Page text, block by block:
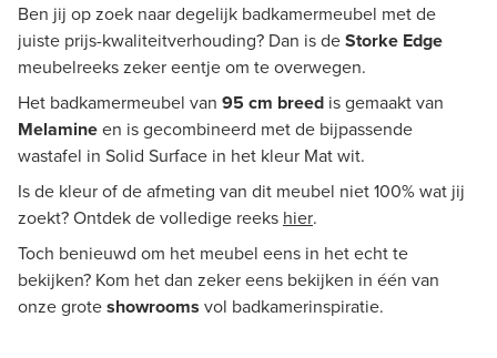
Ben jij op zoek naar degelijk badkamermeubel met de
juiste prijs-kwaliteitverhouding? Dan is deStorke Edge
meubelreeks zeker eentje om te overwegen.
Het badkamermeubel van 95 cm breed is gemaakt van
Melamineen is gecombineerd met de bijpassende
wastafel in Solid Surface in het kleur Mat wit.
Is de kleur of de afmeting van dit meubel niet 100% wat jij
zoekt? Ontdek de volledige reeks hier.
Toch benieuwd om het meubel eens in het echt te
bekijken? Kom het dan zeker eens bekijken in één van
onze groteshowrooms vol badkamerinspiratie.